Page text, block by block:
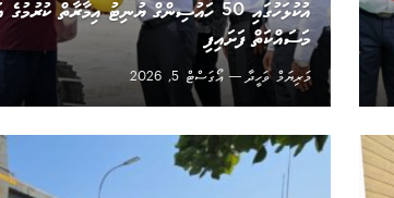
އުކުޅަހުގައި 50 ހައުސިންގް ޔުނިޓު އިމާރާތް
މަސައްކަތް ފަށައިފި
މަރިޔަމް ވަހީދާ
އޯގަސްޓް 5, 2026